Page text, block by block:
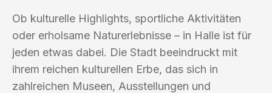
Ob kulturelle Highlights, sportliche Aktivitäten
oder erholsame Naturerlebnisse – in Halle ist für
jeden etwas dabei. Die Stadt beeindruckt mit
ihrem reichen kulturellen Erbe, das sich in
zahlreichen Museen, Ausstellungen und